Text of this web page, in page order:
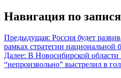
Навигация по
Предыдущая: Россия будет
рамках стратегии национальной
Далее: В Новосибирской
“непроизвольно” выстрелил в